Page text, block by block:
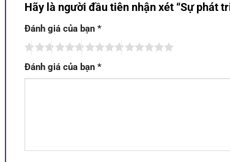
Hãy là người đầu tiên nhận xét “Sự phát
Đánh giá của bạn *
Đánh giá của bạn *